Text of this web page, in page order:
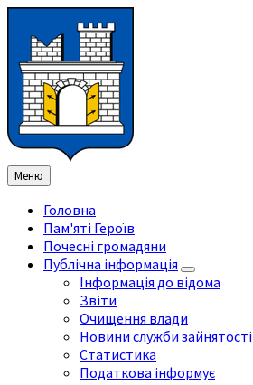
змісту
ліву
бічну
панель
праву
бічну
панель
нижнього
колонтитула
Меню
Головна
Пам'яті Героїв
Почесні громадяни
Публічна інформація
Інформація до відома
Звіти
Очищення влади
Новини служби зайнятості
Статистика
Податкова інформує